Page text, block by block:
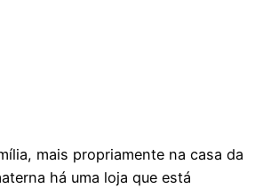
mais propriamente na casa da
há uma loja que está